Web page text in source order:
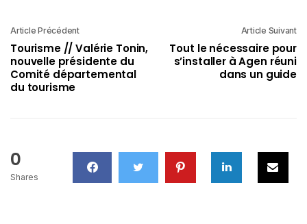
Article Précédent
Tourisme // Valérie Tonin,
nouvelle présidente du
Comité départemental
du tourisme
Article Suivant
Tout le nécessaire pour
s’installer à Agen réuni
dans un guide
0
Shares